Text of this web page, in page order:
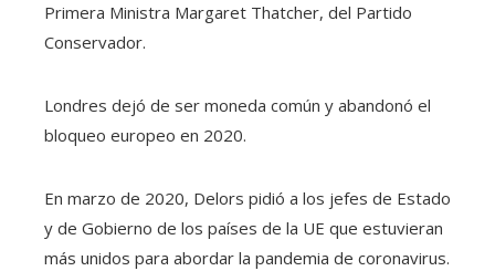
Primera Ministra Margaret Thatcher, del Partido
Conservador.
Londres dejó de ser moneda común y abandonó el
bloqueo europeo en 2020.
En marzo de 2020, Delors pidió a los jefes de Estado
y de Gobierno de los países de la UE que estuvieran
más unidos para abordar la pandemia de coronavirus.